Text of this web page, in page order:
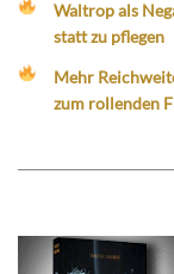
Waltrop als
statt zu pflegen
Mehr
zum rollenden